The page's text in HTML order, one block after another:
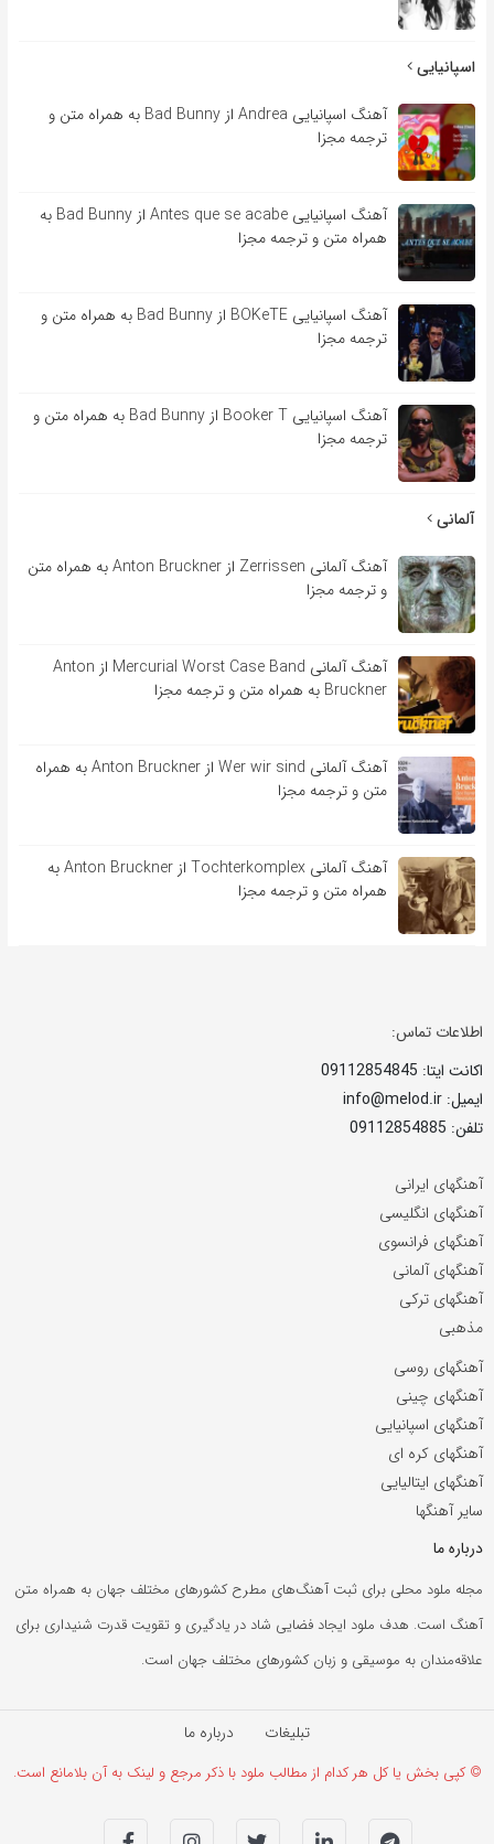
اسپانیایی
آهنگ اسپانیایی Andrea از Bad Bunny به همراه متن و
ترجمه مجزا
آهنگ اسپانیایی Antes que se acabe از Bad Bunny به
همراه متن و ترجمه مجزا
آهنگ اسپانیایی BOKeTE از Bad Bunny به همراه متن و
ترجمه مجزا
آهنگ اسپانیایی Booker T از Bad Bunny به همراه متن و
ترجمه مجزا
آلمانی
آهنگ آلمانی Zerrissen از Anton Bruckner به همراه متن
و ترجمه مجزا
آهنگ آلمانی Mercurial Worst Case Band از Anton
Bruckner به همراه متن و ترجمه مجزا
آهنگ آلمانی Wer wir sind از Anton Bruckner به همراه
متن و ترجمه مجزا
آهنگ آلمانی Tochterkomplex از Anton Bruckner به
همراه متن و ترجمه مجزا
اطلاعات تماس:
اکانت ایتا: 09112854845
ایمیل: info@melod.ir
تلفن: 09112854885
آهنگهای ایرانی
آهنگهای انگلیسی
آهنگهای فرانسوی
آهنگهای آلمانی
آهنگهای ترکی
مذهبی
آهنگهای روسی
آهنگهای چینی
آهنگهای اسپانیایی
آهنگهای کره ای
آهنگهای ایتالیایی
سایر آهنگها
درباره ما
مجله ملود محلی برای ثبت آهنگ‌های مطرح کشورهای مختلف جهان به همراه متن
آهنگ است. هدف ملود ایجاد فضایی شاد در یادگیری و تقویت قدرت شنیداری برای
علاقه‌مندان به موسیقی و زبان کشورهای مختلف جهان است.
تبلیغات درباره ما
© کپی بخش یا کل هر کدام از مطالب ملود با ذکر مرجع و لینک به آن بلامانع است.